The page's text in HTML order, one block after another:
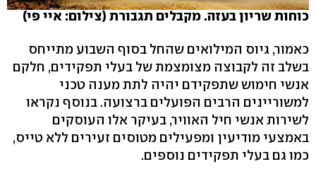
כוחות שריון בעזה. מקבלים תגבורת (צילום: איי פי)
כאמור, גיוס המילואים שהחל בסוף השבוע מתייחס
בשלב זה לקבוצה מצומצמת של בעלי תפקידים, חלקם
אנשי חימוש שתפקידם יהיה לתת מענה טכני
למשוריינים הרבים הפועלים ברצועה. בנוסף נקראו
לשירות אנשי חיל האוויר, בעיקר אלו העוסקים
באמצעי מודיעין ומפעילים מטוסים זעירים ללא טייס,
כמו גם בעלי תפקידים נוספים.